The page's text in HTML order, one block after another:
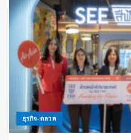
ธุรกิจ-ตลาด